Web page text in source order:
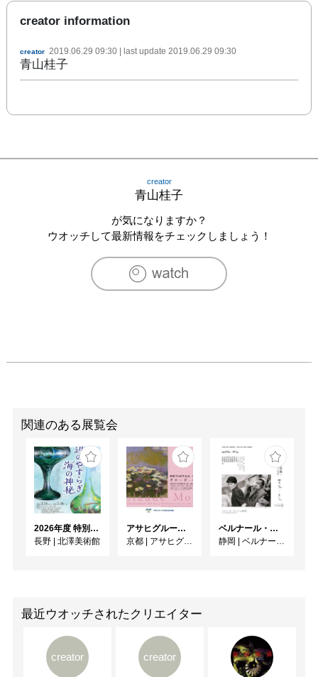
creator information
creator 2019.06.29 09:30 | last update 2019.06.29 09:30
青山桂子
creator
青山桂子
が気になりますか？
ウオッチして最新情報をチェックしましょう！
関連のある展覧会
2026年度 特別展「ガレとドーム、アール･ヌーヴォーのガラス 水辺のやすらぎ、海の神秘」
長野 | 北澤美術館
アサヒグループ大山崎山荘美術館 開館30周年記念展「没後100年 クロード・モネ」
京都 | アサヒグループ大山崎山荘美術館
ベルナール・ビュフェと写真 ーカメラがとらえたビュフェとその時代、そして21 世紀へ
静岡 | ベルナール・ビュフェ美術館
最近ウオッチされたクリエイター
creator creator